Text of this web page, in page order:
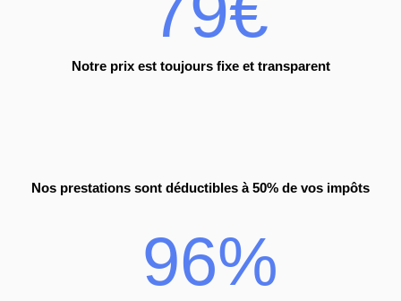
Notre prix est toujours fixe et transparent
Nos prestations sont déductibles à 50% de vos impôts
96%